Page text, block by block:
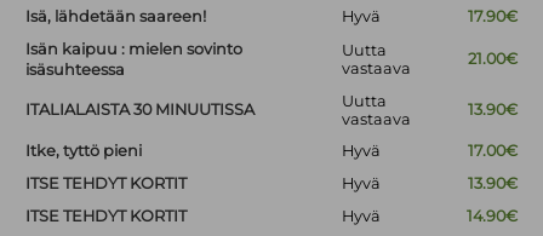
Isä, lähdetään saareen!
Hyvä
17.90€
Isän kaipuu : mielen sovinto
isäsuhteessa
Uutta
vastaava
21.00€
ITALIALAISTA 30 MINUUTISSA
Uutta
vastaava
13.90€
Itke, tyttö pieni Hyvä
17.00€
ITSE TEHDYT KORTIT
Hyvä
13.90€
ITSE TEHDYT KORTIT
Hyvä
14.90€